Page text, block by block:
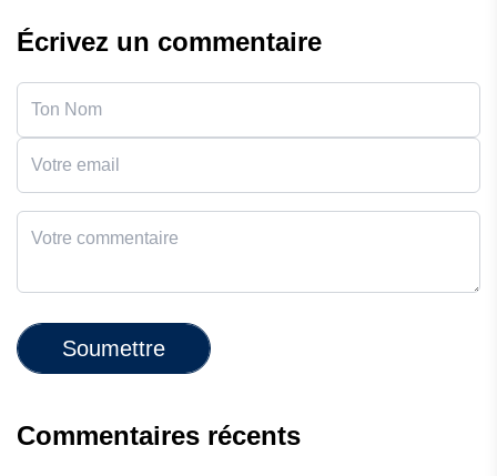
Écrivez un commentaire
Soumettre
Commentaires récents